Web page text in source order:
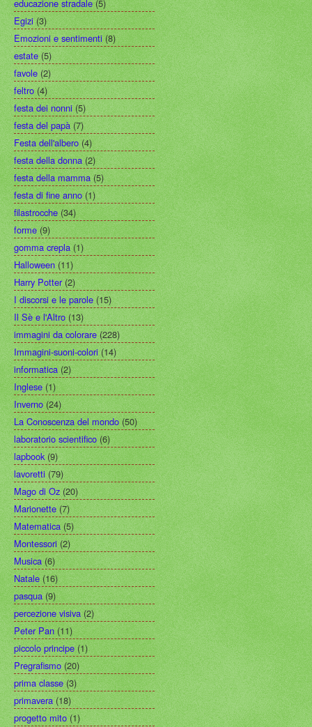
educazione stradale (5)
Egizi (3)
Emozioni e sentimenti (8)
estate (5)
favole (2)
feltro (4)
festa dei nonni (5)
festa del papà (7)
Festa dell'albero (4)
festa della donna (2)
festa della mamma (5)
festa di fine anno (1)
filastrocche (34)
forme (9)
gomma crepla (1)
Halloween (11)
Harry Potter (2)
I discorsi e le parole (15)
Il Sè e l'Altro (13)
immagini da colorare (228)
Immagini-suoni-colori (14)
informatica (2)
Inglese (1)
Inverno (24)
La Conoscenza del mondo (50)
laboratorio scientifico (6)
lapbook (9)
lavoretti (79)
Mago di Oz (20)
Marionette (7)
Matematica (5)
Montessori (2)
Musica (6)
Natale (16)
pasqua (9)
percezione visiva (2)
Peter Pan (11)
piccolo principe (1)
Pregrafismo (20)
prima classe (3)
primavera (18)
progetto mito (1)